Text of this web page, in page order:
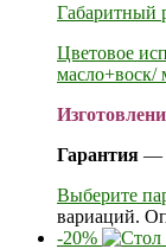
Габаритный
Цветовое
масло+воск/
Гарантия —
Выберите
вариаций.
-20%